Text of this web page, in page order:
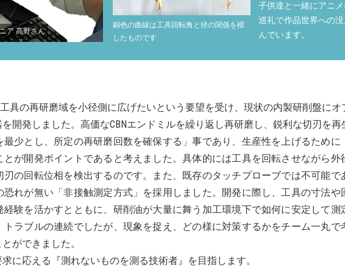
ア 髙野さん
銅色の曲線は工具回転角と径の関係を模
したものです
子供達と一緒にアニ
巡礼で作品世界への
んでいます。
具の再研磨域を小径側に広げたいという要望を受け、現状の内製研削盤にオ
開発しました。高価なCBNエンドミルを繰り返し再研磨し、鋭利な切刃を再
少とし、所定の再研磨回数を確保する」事であり、生産性を上げるために
とが開発ポイントであると考えました。具体的には工具を回転させながら外
の回転位相を検出するのです。また、既存のタッチプローブでは不可能で
れが無い「非接触測定方式」を採用しました。開発に際し、工具の寸法や
経験を活かすとともに、研削油が大量に舞う加工環境下で如何に安定して測
トラブルの連続でしたが、現象を捉え、どの様に対策するかをチーム一丸で
ができました。
に応える『測れないものを測る技術者』を目指します。